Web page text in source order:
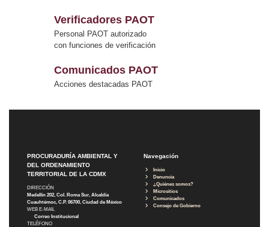
Verificadores PAOT
Personal PAOT autorizado
con funciones de verificación
Comunicados PAOT
Acciones destacadas PAOT
PROCURADURÍA AMBIENTAL Y
DEL ORDENAMIENTO
TERRITORIAL DE LA CDMX
DIRECCIÓN
Medellín 202, Col. Roma Sur, Alcaldía
Cuauhtémoc, C.P. 06700, Ciudad de México
WEB E-MAIL
Correo Institucional
TELÉFONO
Navegación
Inicio
Denuncia
¿Quiénes somos?
Micrositios
Comunicados
Consejo de Gobierno